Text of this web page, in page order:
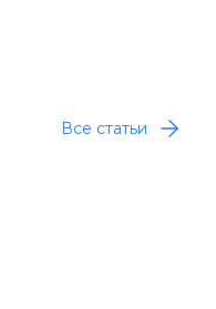
Все статьи